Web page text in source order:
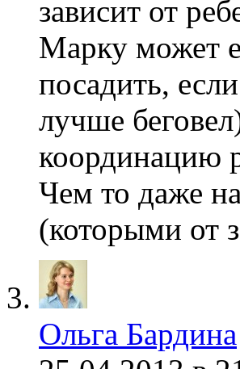
зависит от
Марку может
посадить,
лучше
координацию
Чем то даже
(которыми от
Ольга Бардина